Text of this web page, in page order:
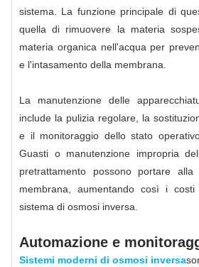
sistema. La funzione principale di
quella di rimuovere la materia
materia organica nell'acqua per
e l'intasamento della membrana.
La manutenzione delle
include la pulizia regolare, la
e il monitoraggio dello stato
Guasti o manutenzione impropria
pretrattamento possono portare alla
membrana, aumentando così i
sistema di osmosi inversa.
Automazione e
Sistemi moderni di osmosi inversa